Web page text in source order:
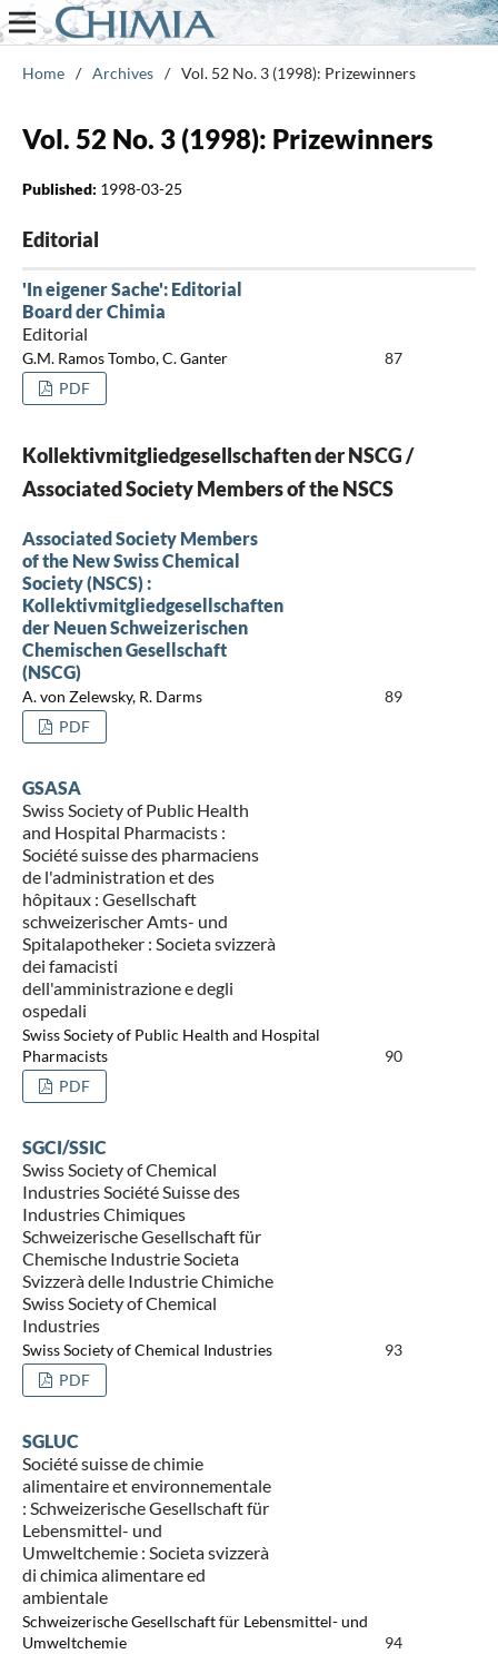
Home / Archives / Vol. 52 No. 3 (1998): Prizewinners
Vol. 52 No. 3 (1998): Prizewinners
Published: 1998-03-25
Editorial
'In eigener Sache': Editorial
Board der Chimia
Editorial
G.M. Ramos Tombo, C. Ganter
87
PDF
Kollektivmitgliedgesellschaften der NSCG /
Associated Society Members of the NSCS
Associated Society Members
of the New Swiss Chemical
Society (NSCS) :
Kollektivmitgliedgesellschaften
der Neuen Schweizerischen
Chemischen Gesellschaft
(NSCG)
A. von Zelewsky, R. Darms
89
PDF
GSASA
Swiss Society of Public Health
and Hospital Pharmacists :
Société suisse des pharmaciens
de l'administration et des
hôpitaux : Gesellschaft
schweizerischer Amts- und
Spitalapotheker : Societa svizzerà
dei famacisti
dell'amministrazione e degli
ospedali
Swiss Society of Public Health and Hospital
Pharmacists
90
PDF
SGCI/SSIC
Swiss Society of Chemical
Industries Société Suisse des
Industries Chimiques
Schweizerische Gesellschaft für
Chemische Industrie Societa
Svizzerà delle Industrie Chimiche
Swiss Society of Chemical
Industries
Swiss Society of Chemical Industries
93
PDF
SGLUC
Société suisse de chimie
alimentaire et environnementale
: Schweizerische Gesellschaft für
Lebensmittel- und
Umweltchemie : Societa svizzerà
di chimica alimentare ed
ambientale
Schweizerische Gesellschaft für Lebensmittel- und
Umweltchemie
94